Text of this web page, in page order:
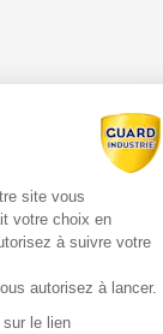
site vous
votre choix en
à suivre votre
autorisez à lancer.
le lien